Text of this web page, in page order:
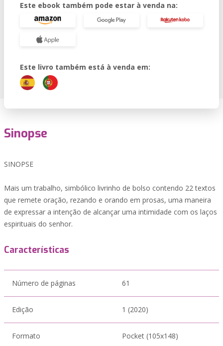
Este ebook também pode estar à venda na:
Este livro também está à venda em:
Sinopse
SINOPSE
Mais um trabalho, simbólico livrinho de bolso contendo 22 textos
que remete oração, rezando e orando em prosas, uma maneira
de expressar a intenção de alcançar uma intimidade com os laços
espirituais do senhor.
Características
Número de páginas 61
Edição 1 (2020)
Formato Pocket (105x148)